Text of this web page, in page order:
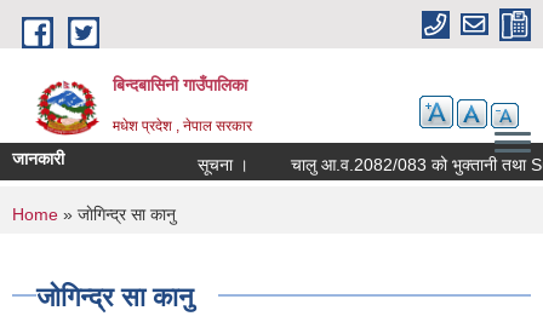
Skip to main content
बिन्दबासिनी गाउँपालिका
मधेश प्रदेश , नेपाल सरकार
जानकारी सूचना ।
You are here
Home » जाेगिन्द्र सा कानु
जाेगिन्द्र सा कानु